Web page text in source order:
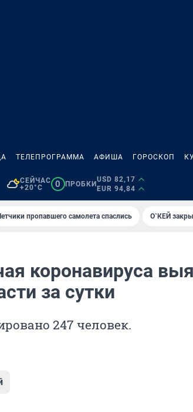
ТЕЛЕПРОГРАММА АФИША ГОРОСКОП
СЕЙЧАС
+20°C
0 ПРОБКИ
USD 82,17
EUR 94,84
пропавшего самолета спаслись О`КЕЙ
коронавируса
за сутки
247 человек.